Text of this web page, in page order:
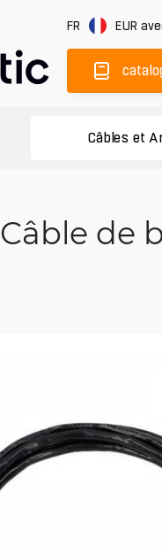
FR EUR
Câbles et
Câble de